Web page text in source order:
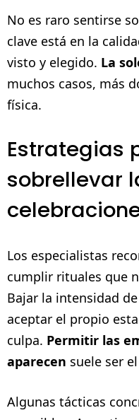
No es raro sentirse
clave está en la
visto y elegido. La
muchos casos, más
física.
Estrategias
sobrellevar
Los especialistas
cumplir rituales que
Bajar la intensidad
aceptar el propio
culpa. Permitir las
aparecen suele ser
Algunas tácticas